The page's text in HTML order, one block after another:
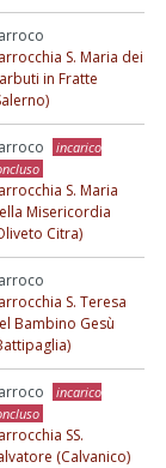
S. Maria dei
in Fratte
incarico
S. Maria
Misericordia
Citra)
S. Teresa
Bambino Gesù
incarico
SS.
(Calvanico)